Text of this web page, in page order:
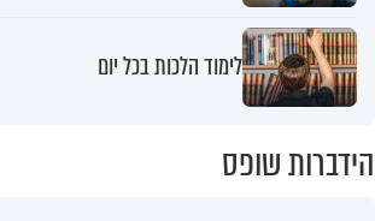
לימוד הלכות בכל יום
הידברות שופס